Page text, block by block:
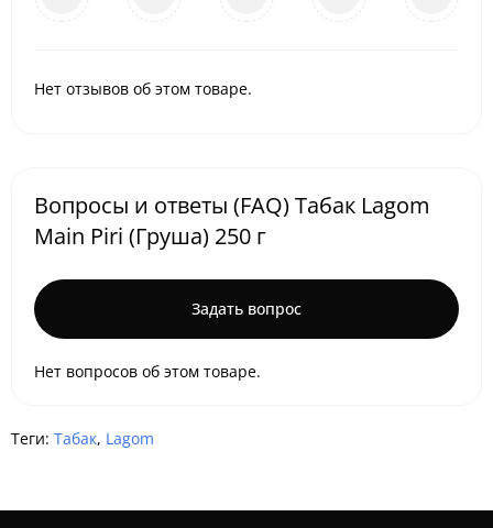
Нет отзывов об этом товаре.
Вопросы и ответы (FAQ) Табак Lagom
Main Piri (Груша) 250 г
Задать вопрос
Нет вопросов об этом товаре.
Теги: Табак, Lagom